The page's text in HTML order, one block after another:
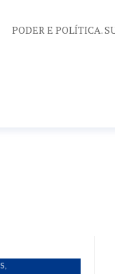
PODER E POLÍTICA.